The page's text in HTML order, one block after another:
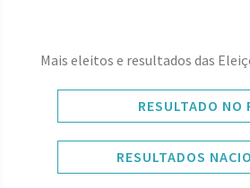
Mais eleitos e resultados das
RESULTADO NO
RESULTADOS